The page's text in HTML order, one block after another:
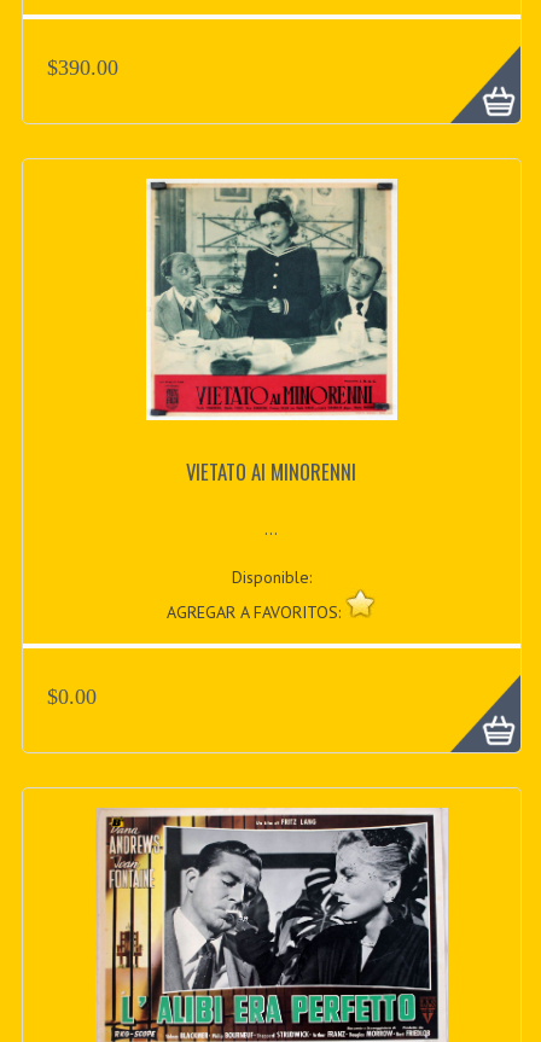
$390.00
VIETATO AI MINORENNI
...
Disponible:
AGREGAR A FAVORITOS:
$0.00